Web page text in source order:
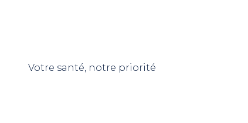
Votre santé, notre priorité